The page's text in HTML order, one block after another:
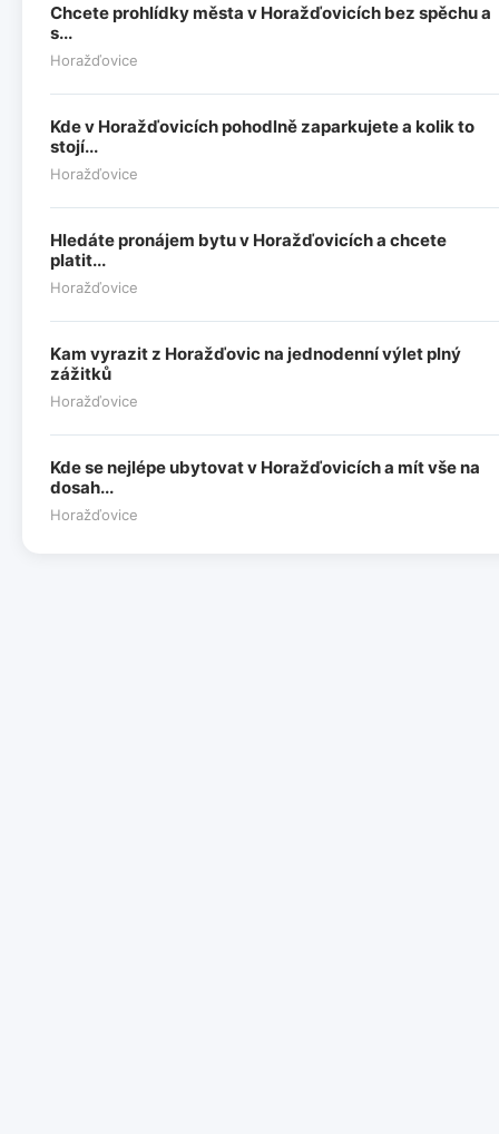
Chcete prohlídky města v Horažďovicích bez spěchu a
s...
Horažďovice
Kde v Horažďovicích pohodlně zaparkujete a kolik to
stojí...
Horažďovice
Hledáte pronájem bytu v Horažďovicích a chcete
platit...
Horažďovice
Kam vyrazit z Horažďovic na jednodenní výlet plný
zážitků
Horažďovice
Kde se nejlépe ubytovat v Horažďovicích a mít vše na
dosah...
Horažďovice